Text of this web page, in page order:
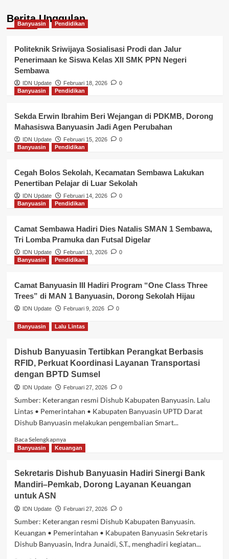
Berita Unggulan
Banyuasin Pendidikan
Politeknik Sriwijaya Sosialisasi Prodi dan Jalur
Penerimaan ke Siswa Kelas XII SMK PPN Negeri
Sembawa
IDN Update Februari 18, 2026
0
Banyuasin
Pendidikan
Sekda Erwin Ibrahim Beri Wejangan di PDKMB, Dorong
Mahasiswa Banyuasin Jadi Agen Perubahan
IDN Update Februari 15, 2026
0
Banyuasin
Pendidikan
Cegah Bolos Sekolah, Kecamatan Sembawa Lakukan
Penertiban Pelajar di Luar Sekolah
IDN Update Februari 14, 2026
0
Banyuasin
Pendidikan
Camat Sembawa Hadiri Dies Natalis SMAN 1 Sembawa,
Tri Lomba Pramuka dan Futsal Digelar
IDN Update Februari 13, 2026
0
Banyuasin
Pendidikan
Camat Banyuasin III Hadiri Program “One Class Three
Trees” di MAN 1 Banyuasin, Dorong Sekolah Hijau
IDN Update Februari 9, 2026 0
Banyuasin Lalu Lintas
Dishub Banyuasin Tertibkan Perangkat Berbasis
RFID, Perkuat Koordinasi Layanan Transportasi
dengan BPTD Sumsel
IDN Update Februari 27, 2026 0
Sumber: Keterangan resmi Dishub Kabupaten Banyuasin. Lalu
Lintas • Pemerintahan • Kabupaten Banyuasin UPTD Darat
Dishub Banyuasin melakukan pengembalian Smart...
Baca SelengkapnyaBaca
selengkapnya
Banyuasin
Tertibkan
Berbasis
Perkuat
Koordinasi
Layanan
Banyuasin Keuangan
Sekretaris Dishub Banyuasin Hadiri Sinergi Bank
Mandiri–Pemkab, Dorong Layanan Keuangan
untuk ASN
IDN Update Februari 27, 2026 0
Sumber: Keterangan resmi Dishub Kabupaten Banyuasin.
Keuangan • Pemerintahan • Kabupaten Banyuasin Sekretaris
Dishub Banyuasin, Indra Junaidi, S.T., menghadiri kegiatan...